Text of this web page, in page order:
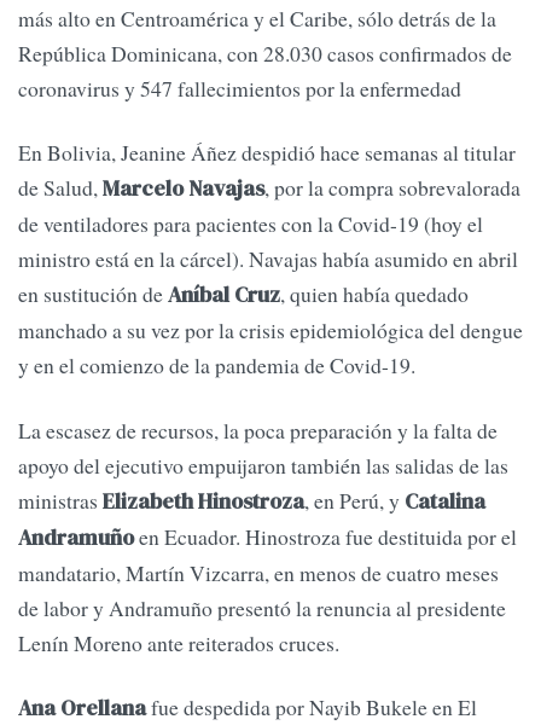
más alto en Centroamérica y el Caribe, sólo detrás de la
República Dominicana, con 28.030 casos confirmados de
coronavirus y 547 fallecimientos por la enfermedad
En Bolivia, Jeanine Áñez despidió hace semanas al titular
de Salud,Marcelo Navajas, por la compra sobrevalorada
de ventiladores para pacientes con la Covid-19 (hoy el
ministro está en la cárcel). Navajas había asumido en abril
en sustitución deAníbal Cruz, quien había quedado
manchado a su vez por la crisis epidemiológica del dengue
y en el comienzo de la pandemia de Covid-19.
La escasez de recursos, la poca preparación y la falta de
apoyo del ejecutivo empuijaron también las salidas de las
ministras Elizabeth Hinostroza, en Perú, y Catalina
Andramuñoen Ecuador. Hinostroza fue destituida por el
mandatario, Martín Vizcarra, en menos de cuatro meses
de labor y Andramuño presentó la renuncia al presidente
Lenín Moreno ante reiterados cruces.
Ana Orellanafue despedida por Nayib Bukele en El